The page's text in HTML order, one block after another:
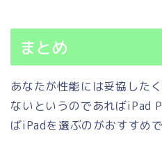
まとめ
あなたが性能には妥協した
ないというのであればiPad
ばiPadを選ぶのがおすすめで